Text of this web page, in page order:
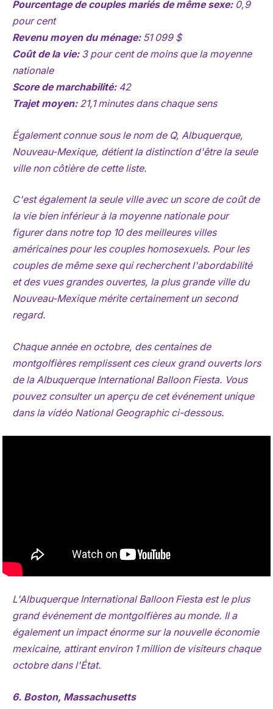
Pourcentage de couples mariés de même sexe:0,9
pour cent
Revenu moyen du ménage:51 099 $
Coût de la vie:3 pour cent de moins que la moyenne
nationale
Score de marchabilité:42
Trajet moyen:21,1 minutes dans chaque sens
Également connue sous le nom de Q, Albuquerque,
Nouveau-Mexique, détient la distinction d'être la seule
ville non côtière de cette liste.
C'est également la seule ville avec un score de coût de
la vie bien inférieur à la moyenne nationale pour
figurer dans notre top 10 des meilleures villes
américaines pour les couples homosexuels. Pour les
couples de même sexe qui recherchent l'abordabilité
et des vues grandes ouvertes, la plus grande ville du
Nouveau-Mexique mérite certainement un second
regard.
Chaque année en octobre, des centaines de
montgolfières remplissent ces cieux grand ouverts lors
de la Albuquerque International Balloon Fiesta. Vous
pouvez consulter un aperçu de cet événement unique
dans la vidéo National Geographic ci-dessous.
L'Albuquerque International Balloon Fiesta est le plus
grand événement de montgolfières au monde. Il a
également un impact énorme sur la nouvelle économie
mexicaine, attirant environ 1 million de visiteurs chaque
octobre dans l'État.
6. Boston, Massachusetts